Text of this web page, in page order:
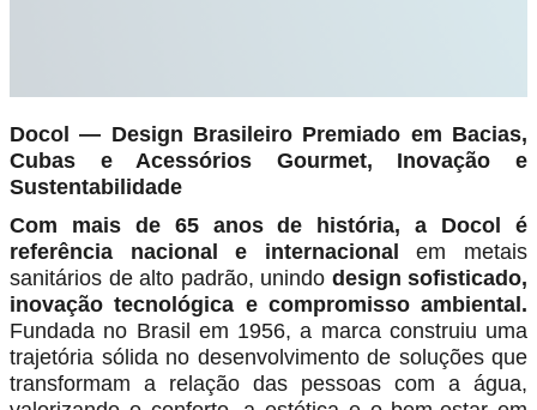
Docol — Design Brasileiro Premiado em Bacias,
Cubas e Acessórios Gourmet, Inovação e
Sustentabilidade
Com mais de 65 anos de história, a Docol é
referência nacional e internacional
em metais
sanitários de alto padrão, unindo design sofisticado,
inovação tecnológica e compromisso ambiental.
Fundada no Brasil em 1956, a marca construiu uma
trajetória sólida no desenvolvimento de soluções que
transformam a relação das pessoas com a água,